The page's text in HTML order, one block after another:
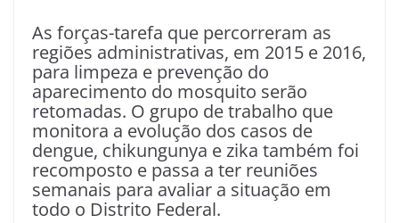
As forças-tarefa que percorreram as
regiões administrativas, em 2015 e 2016,
para limpeza e prevenção do
aparecimento do mosquito serão
retomadas. O grupo de trabalho que
monitora a evolução dos casos de
dengue, chikungunya e zika também foi
recomposto e passa a ter reuniões
semanais para avaliar a situação em
todo o Distrito Federal.